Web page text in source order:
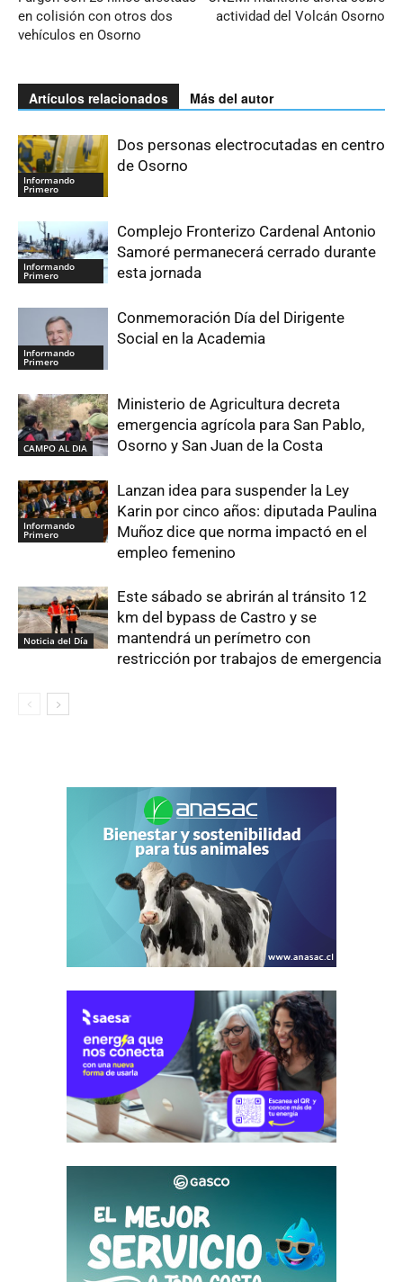
en colisión con otros dos
vehículos en Osorno
actividad del Volcán Osorno
Artículos relacionados Más del autor
Informando
Primero
Dos personas electrocutadas en centro
de Osorno
Informando
Primero
Complejo Fronterizo Cardenal Antonio
Samoré permanecerá cerrado durante
esta jornada
Informando
Primero
Conmemoración Día del Dirigente
Social en la Academia
CAMPO AL DIA
Ministerio de Agricultura decreta
emergencia agrícola para San Pablo,
Osorno y San Juan de la Costa
Informando
Primero
Lanzan idea para suspender la Ley
Karin por cinco años: diputada Paulina
Muñoz dice que norma impactó en el
empleo femenino
Noticia del Día
Este sábado se abrirán al tránsito 12
km del bypass de Castro y se
mantendrá un perímetro con
restricción por trabajos de emergencia